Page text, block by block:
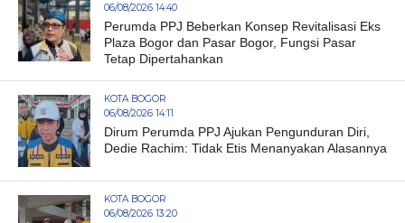
06/08/2026 14:40
Perumda PPJ Beberkan Konsep Revitalisasi Eks
Plaza Bogor dan Pasar Bogor, Fungsi Pasar
Tetap Dipertahankan
KOTA BOGOR
06/08/2026 14:11
Dirum Perumda PPJ Ajukan Pengunduran Diri,
Dedie Rachim: Tidak Etis Menanyakan Alasannya
KOTA BOGOR
06/08/2026 13:20